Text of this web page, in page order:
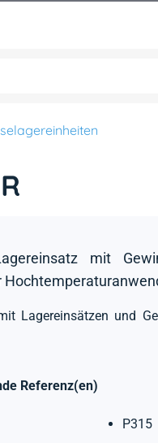
mit
Lagereinsätzen und
Referenz(en)
P315